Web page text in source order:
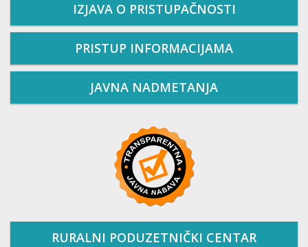
IZJAVA O PRISTUPAČNOSTI
PRISTUP INFORMACIJAMA
JAVNA NADMETANJA
RURALNI PODUZETNIČKI CENTAR